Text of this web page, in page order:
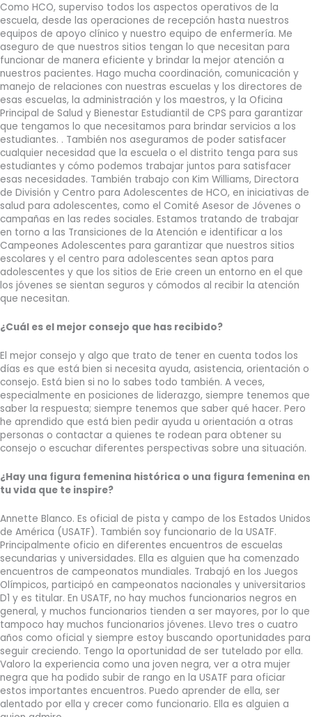
Como HCO, superviso todos los aspectos operativos de la
escuela, desde las operaciones de recepción hasta nuestros
equipos de apoyo clínico y nuestro equipo de enfermería. Me
aseguro de que nuestros sitios tengan lo que necesitan para
funcionar de manera eficiente y brindar la mejor atención a
nuestros pacientes. Hago mucha coordinación, comunicación y
manejo de relaciones con nuestras escuelas y los directores de
esas escuelas, la administración y los maestros, y la Oficina
Principal de Salud y Bienestar Estudiantil de CPS para garantizar
que tengamos lo que necesitamos para brindar servicios a los
estudiantes. . También nos aseguramos de poder satisfacer
cualquier necesidad que la escuela o el distrito tenga para sus
estudiantes y cómo podemos trabajar juntos para satisfacer
esas necesidades. También trabajo con Kim Williams, Directora
de División y Centro para Adolescentes de HCO, en iniciativas de
salud para adolescentes, como el Comité Asesor de Jóvenes o
campañas en las redes sociales. Estamos tratando de trabajar
en torno a las Transiciones de la Atención e identificar a los
Campeones Adolescentes para garantizar que nuestros sitios
escolares y el centro para adolescentes sean aptos para
adolescentes y que los sitios de Erie creen un entorno en el que
los jóvenes se sientan seguros y cómodos al recibir la atención
que necesitan.
¿Cuál es el mejor consejo que has recibido?
El mejor consejo y algo que trato de tener en cuenta todos los
días es que está bien si necesita ayuda, asistencia, orientación o
consejo. Está bien si no lo sabes todo también. A veces,
especialmente en posiciones de liderazgo, siempre tenemos que
saber la respuesta; siempre tenemos que saber qué hacer. Pero
he aprendido que está bien pedir ayuda u orientación a otras
personas o contactar a quienes te rodean para obtener su
consejo o escuchar diferentes perspectivas sobre una situación.
¿Hay una figura femenina histórica o una figura femenina en
tu vida que te inspire?
Annette Blanco. Es oficial de pista y campo de los Estados Unidos
de América (USATF). También soy funcionario de la USATF.
Principalmente oficio en diferentes encuentros de escuelas
secundarias y universidades. Ella es alguien que ha comenzado
encuentros de campeonatos mundiales. Trabajó en los Juegos
Olímpicos, participó en campeonatos nacionales y universitarios
D1 y es titular. En USATF, no hay muchos funcionarios negros en
general, y muchos funcionarios tienden a ser mayores, por lo que
tampoco hay muchos funcionarios jóvenes. Llevo tres o cuatro
años como oficial y siempre estoy buscando oportunidades para
seguir creciendo. Tengo la oportunidad de ser tutelado por ella.
Valoro la experiencia como una joven negra, ver a otra mujer
negra que ha podido subir de rango en la USATF para oficiar
estos importantes encuentros. Puedo aprender de ella, ser
alentado por ella y crecer como funcionario. Ella es alguien a